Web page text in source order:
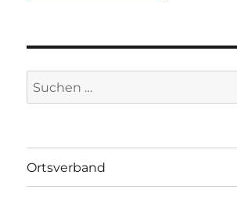
Suchen
nach:
Ortsverband